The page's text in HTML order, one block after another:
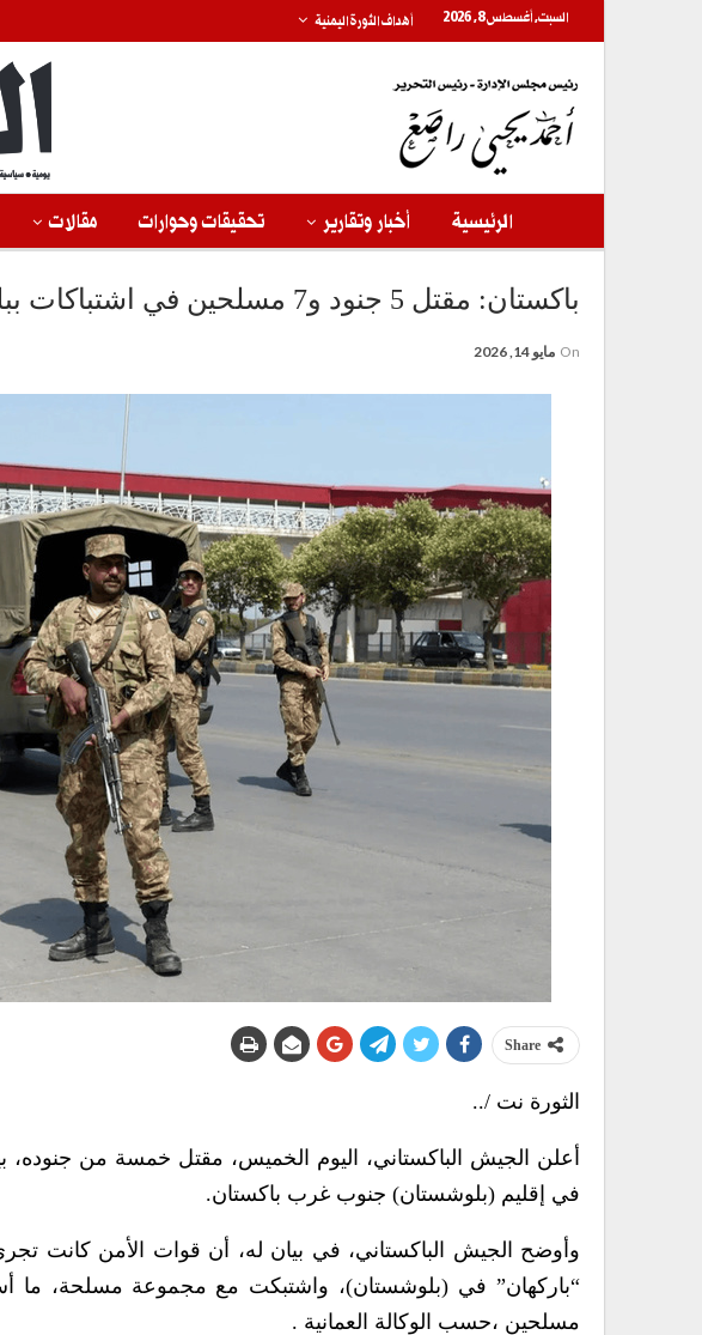
السبت, أغسطس 8, 2026 أهداف الثورة اليمنية
الرئيسية أخبار وتقارير تحقيقات وحوارات مقالات
باكستان: مقتل 5 جنود و7 مسلحين في اشتباكات ببلوشستان جنوب غربي البلاد
On مايو 14, 2026
Share
الثورة نت /..
أعلن الجيش الباكستاني، اليوم الخميس، مقتل خمسة من
في إقليم (بلوشستان) جنوب غرب باكستان.
وأوضح الجيش الباكستاني، في بيان له، أن قوات الأمن كانت
“باركهان” في (بلوشستان)، واشتبكت مع مجموعة مسلحة، ما
مسلحين ،حسب الوكالة العمانية .